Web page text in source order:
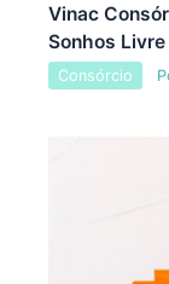
Vinac
Sonhos
Consórcio